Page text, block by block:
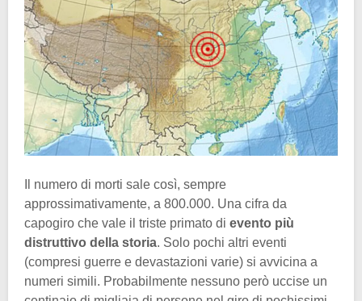
Il numero di morti sale così, sempre
approssimativamente, a 800.000. Una cifra da
capogiro che vale il triste primato di evento più
distruttivo della storia. Solo pochi altri eventi
(compresi guerre e devastazioni varie) si avvicina a
numeri simili. Probabilmente nessuno però uccise un